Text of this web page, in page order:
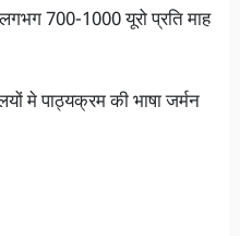
700-1000 यूरो प्रति माह
मे पाठ्यक्रम की भाषा जर्मन